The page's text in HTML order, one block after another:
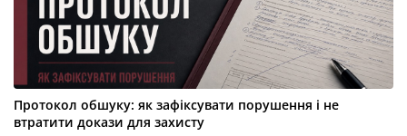
Протокол обшуку: як зафіксувати порушення і не
втратити докази для захисту